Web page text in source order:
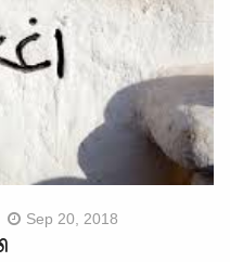
Sep 20, 2018